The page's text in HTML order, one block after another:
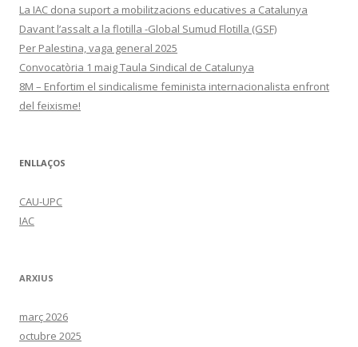
La IAC dona suport a mobilitzacions educatives a Catalunya
Davant l’assalt a la flotilla -Global Sumud Flotilla (GSF)
Per Palestina, vaga general 2025
Convocatòria 1 maig Taula Sindical de Catalunya
8M – Enfortim el sindicalisme feminista internacionalista enfront
del feixisme!
ENLLAÇOS
CAU-UPC
IAC
ARXIUS
març 2026
octubre 2025